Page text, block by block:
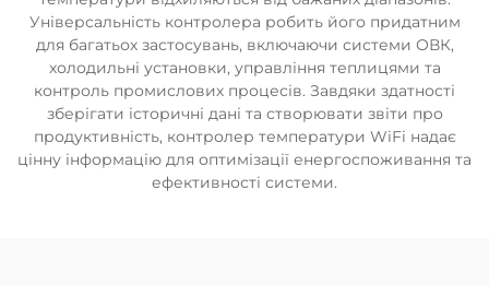
Універсальність контролера робить його придатним
для багатьох застосувань, включаючи системи ОВК,
холодильні установки, управління теплицями та
контроль промислових процесів. Завдяки здатності
зберігати історичні дані та створювати звіти про
продуктивність, контролер температури WiFi надає
цінну інформацію для оптимізації енергоспоживання та
ефективності системи.